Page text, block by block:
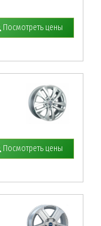
Посмотреть цены
Посмотреть цены